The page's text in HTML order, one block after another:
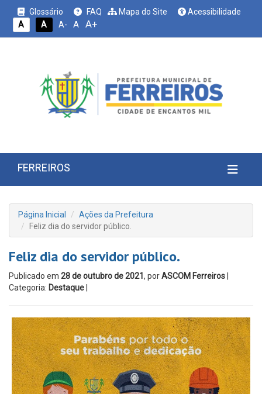
Glossário FAQ Mapa do Site
Acessibilidade
A
A A- A A+
FERREIROS
Página Inicial
Ações da Prefeitura
Feliz dia do servidor público.
Feliz dia do servidor público.
Publicado em 28 de outubro de 2021 , porASCOM Ferreiros
Categoria: Destaque